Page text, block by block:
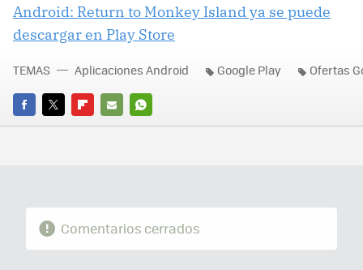
Android: Return to Monkey Island ya se puede
descargar en Play Store
FACEBOOK
TWITTERFLIPBOARD
E-
WHATSAPP
TEMAS Aplicaciones Android Google Play Ofertas
Comentarios cerrados